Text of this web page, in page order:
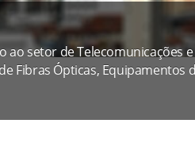
setor de Telecomunicações
Fibras Ópticas,